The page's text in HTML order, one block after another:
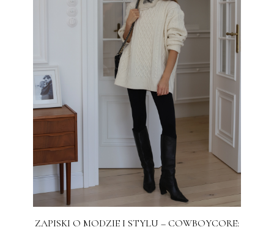
ZAPISKI O MODZIE I STYLU – COWBOYCORE: